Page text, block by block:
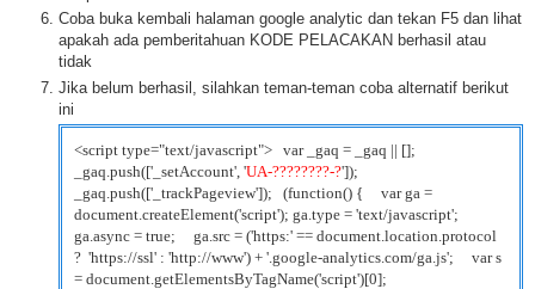
Coba buka kembali halaman google analytic dan tekan F5 dan lihat
apakah ada pemberitahuan KODE PELACAKAN berhasil atau
tidak
Jika belum berhasil, silahkan teman-teman coba alternatif berikut
ini
<script type="text/javascript"> var _gaq = _gaq || [];
_gaq.push(['_setAccount', 'UA-????????-?']);
_gaq.push(['_trackPageview']); (function() { var ga =
document.createElement('script'); ga.type = 'text/javascript';
ga.async = true; ga.src = ('https:' == document.location.protocol
? 'https://ssl' : 'http://www') + '.google-analytics.com/ga.js'; var s
= document.getElementsByTagName('script')[0];